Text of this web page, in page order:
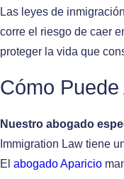
Las leyes de
corre el riesgo de caer
proteger la vida que
Cómo
Nuestro abogado
Immigration Law tiene
El abogado Aparicio